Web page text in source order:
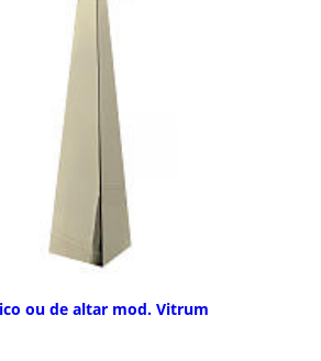
ou de altar mod. Vitrum